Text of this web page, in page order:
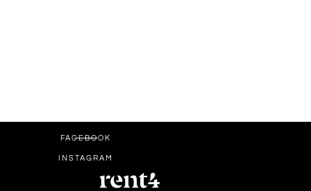
FACEBOOK
INSTAGRAM